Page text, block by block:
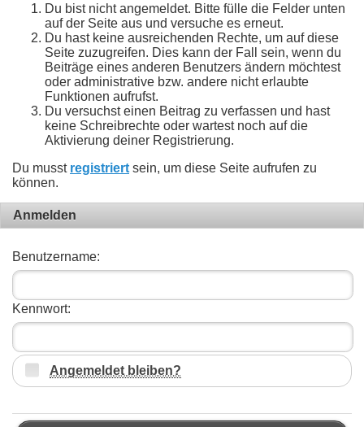
Du bist nicht angemeldet. Bitte fülle die Felder unten
auf der Seite aus und versuche es erneut.
Du hast keine ausreichenden Rechte, um auf diese
Seite zuzugreifen. Dies kann der Fall sein, wenn du
Beiträge eines anderen Benutzers ändern möchtest
oder administrative bzw. andere nicht erlaubte
Funktionen aufrufst.
Du versuchst einen Beitrag zu verfassen und hast
keine Schreibrechte oder wartest noch auf die
Aktivierung deiner Registrierung.
Du musst registriert sein, um diese Seite aufrufen zu
können.
Anmelden
Benutzername:
Kennwort:
Angemeldet bleiben?